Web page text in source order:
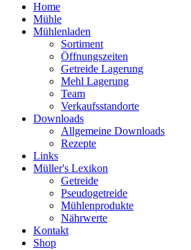
Home
Mühle
Mühlenladen
Sortiment
Öffnungszeiten
Getreide Lagerung
Mehl Lagerung
Team
Verkaufsstandorte
Downloads
Allgemeine Downloads
Rezepte
Links
Müller's Lexikon
Getreide
Pseudogetreide
Mühlenprodukte
Nährwerte
Kontakt
Shop